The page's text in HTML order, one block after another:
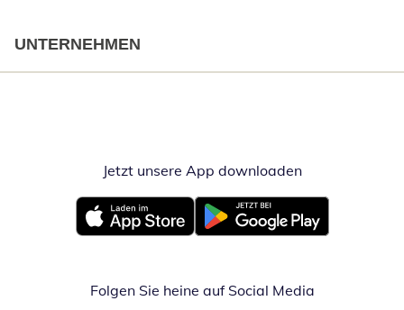
UNTERNEHMEN
Jetzt unsere App downloadenÖffnet in
Öffnet in neuem FensterÖffnet in neuem Fenster
Folgen Sie heine auf Social Media